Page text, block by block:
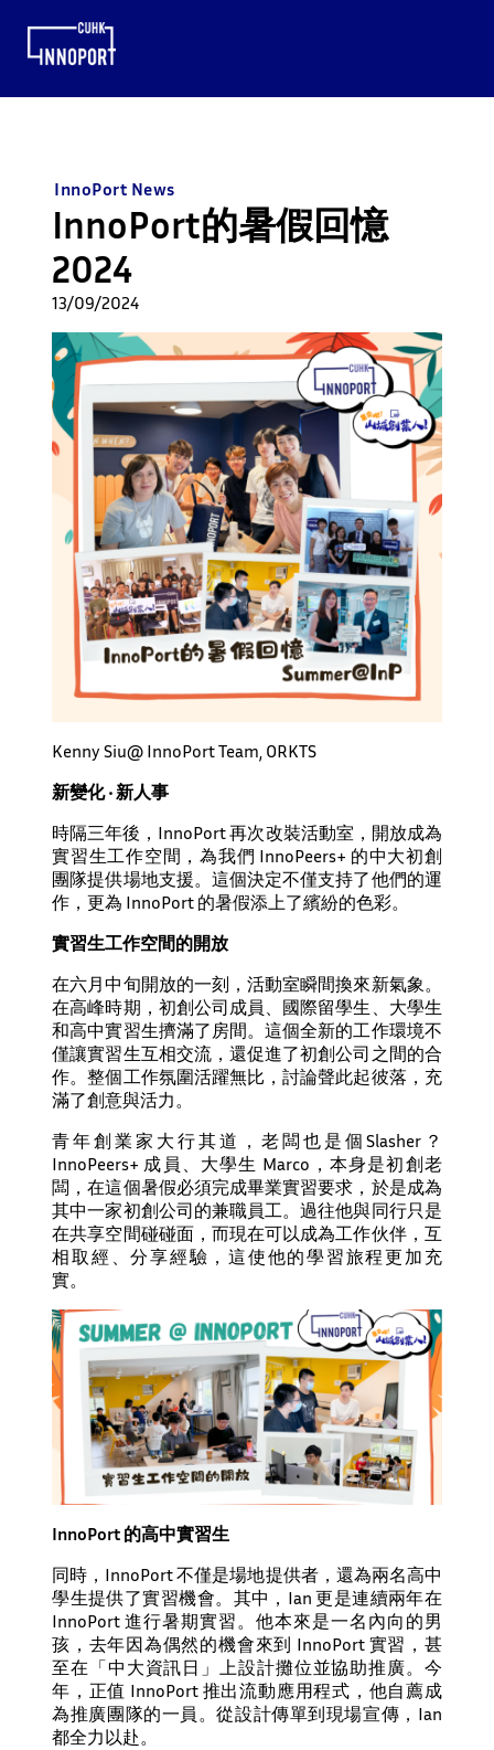
InnoPort News
InnoPort的暑假回憶
2024
13/09/2024
Kenny Siu@ InnoPort Team, ORKTS
新變化‧ 新人事
時隔三年後，InnoPort 再次改裝活動室，開放成為
實習生工作空間，為我們 InnoPeers+ 的中大初創
團隊提供場地支援。這個決定不僅支持了他們的運
作，更為 InnoPort 的暑假添上了繽紛的色彩。
實習生工作空間的開放
在六月中旬開放的一刻，活動室瞬間換來新氣象。
在高峰時期，初創公司成員、國際留學生、大學生
和高中實習生擠滿了房間。這個全新的工作環境不
僅讓實習生互相交流，還促進了初創公司之間的合
作。整個工作氛圍活躍無比，討論聲此起彼落，充
滿了創意與活力。
青年創業家大行其道，老闆也是個Slasher？
InnoPeers+ 成員、大學生 Marco，本身是初創老
闆，在這個暑假必須完成畢業實習要求，於是成為
其中一家初創公司的兼職員工。過往他與同行只是
在共享空間碰碰面，而現在可以成為工作伙伴，互
相取經、分享經驗，這使他的學習旅程更加充
實。
InnoPort 的高中實習生
同時，InnoPort 不僅是場地提供者，還為兩名高中
學生提供了實習機會。其中，Ian 更是連續兩年在
InnoPort 進行暑期實習。他本來是一名內向的男
孩，去年因為偶然的機會來到 InnoPort 實習，甚
至在「中大資訊日」上設計攤位並協助推廣。今
年，正值 InnoPort 推出流動應用程式，他自薦成
為推廣團隊的一員。從設計傳單到現場宣傳，Ian
都全力以赴。